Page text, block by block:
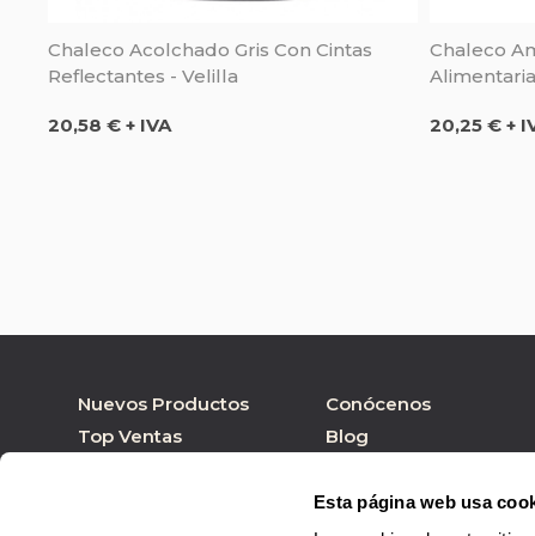
Esta página web usa
Chaleco Acolchado Gris Con Cintas
Reflectantes - Velilla
Precio
20,58 € + IVA
Chaleco
Precio
20,25 € +
Nuevos Productos
Top Ventas
Conócenos
Blog
Tienda física